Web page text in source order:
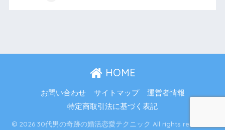
HOME
お問い合わせ サイトマップ
運営者情報
特定商取引法に基づく表記
© 2026 30代男の奇跡の婚活恋愛テクニック All rights reserved.